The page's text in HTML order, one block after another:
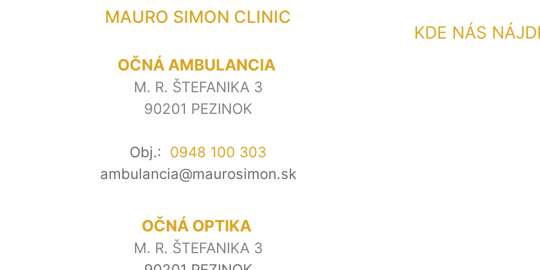
MAURO SIMON CLINIC
OČNÁ AMBULANCIA
M. R. ŠTEFANIKA 3
90201 PEZINOK
Obj.: 0948 100 303
ambulancia@maurosimon.sk
OČNÁ OPTIKA
M. R. ŠTEFANIKA 3
KDE NÁS